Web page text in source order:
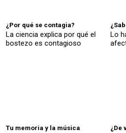
¿Por qué se contagia?
La ciencia explica por qué el
bostezo es contagioso
Lo
Tu memoria y la música ¿De